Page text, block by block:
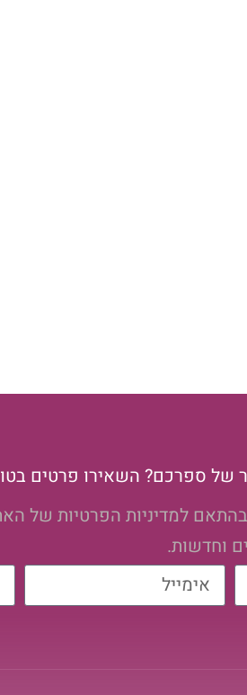
של ספרכם? השאירו פרטים
למדיניות הפרטיות של
וחדשות.